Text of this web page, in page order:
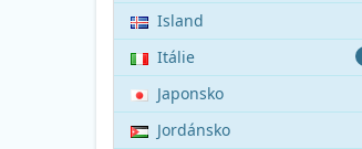
Island
Itálie
Japonsko
Jordánsko